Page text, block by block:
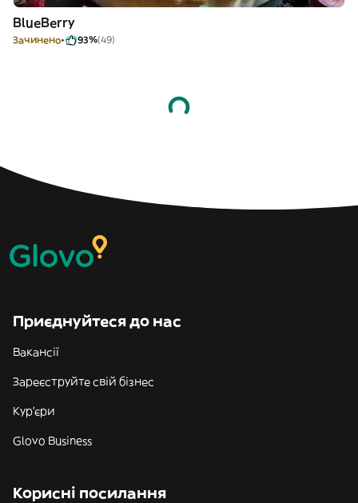
BlueBerry
Зачинено 93%(49)
Приєднуйтеся до нас
Вакансії
Зареєструйте свій бізнес
Кур'єри
Glovo Business
Корисні посилання